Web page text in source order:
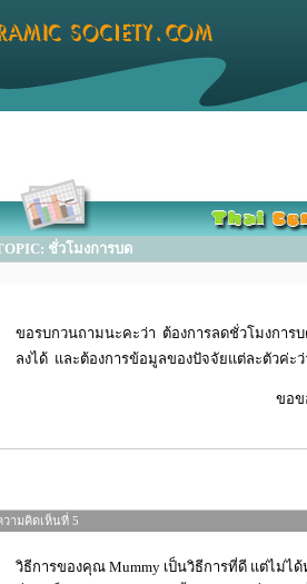
ชั่วโมงการบด
ขอรบกวนถามนะคะว่า ต้องการลดชั่วโมงการ
ลงได้ และต้องการข้อมูลของปัจจัยแต่ละตัวค่ะว่
ขอขอบคุณมาก
วามคิดเห็นที่ 5
วิธีการของคุณ Mummy เป็นวิธีการที่ดี แต่ไม่ไ